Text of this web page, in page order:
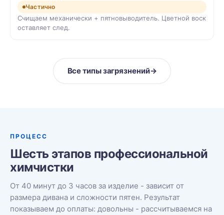
Частично
Счищаем механически + пятновыводитель. Цветной воск
оставляет след.
Все типы загрязнений→
ПРОЦЕСС
Шесть этапов профессиональной
химчистки
От 40 минут до 3 часов за изделие - зависит от
размера дивана и сложности пятен. Результат
показываем до оплаты: довольны - рассчитываемся на